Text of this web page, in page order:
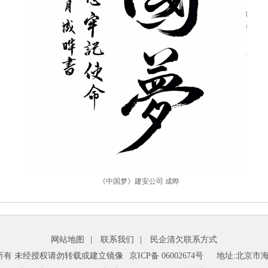
《中国梦》建安公司 成晔
网站地图 联系我们
民企清欠联系方式
有 未经授权请勿转载或建立镜像
京ICP备 06002674号
地址:北京市